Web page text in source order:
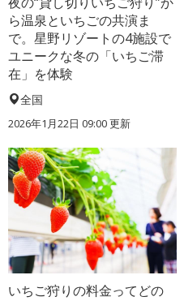
ら温泉といちごの共演ま
で。星野リゾートの4施設で
ユニークな冬の「いちご滞
在」を体験
全国
2026年1月22日 09:00 更新
いちご狩りの料金ってどの